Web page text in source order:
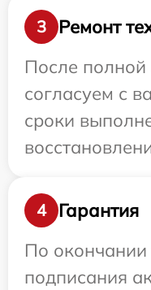
3
Ремонт
После
согласуем с
сроки
4
Гарантия
По
подписания